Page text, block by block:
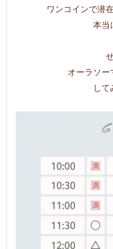
ワンコインで潜
本当
オーラソー
し